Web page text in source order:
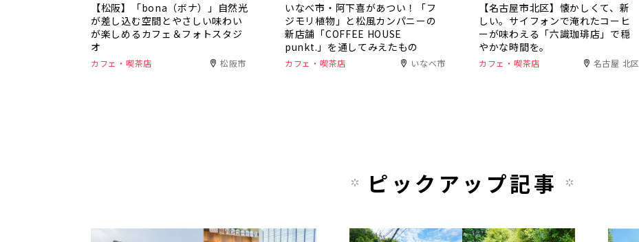
【松阪】「bona（ボナ）」自然光
が差し込む空間とやさしい味わい
が楽しめるカフェ＆フォトスタジ
オ
カフェ・喫茶店 松阪市
いなべ市・阿下喜があつい！「フ
ジモリ植物」と松風カンパニーの
新店舗「COFFEE HOUSE
punkt.」を通してみえたもの
カフェ・喫茶店 いなべ市
【名古屋市北区】懐かしくて、新
しい。サイフォンで淹れたコーヒ
ーが味わえる「六識珈琲店」で穏
やかな時間を。
カフェ・喫茶店 名古屋 北区
ピックアップ記事